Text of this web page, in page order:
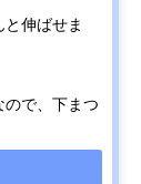
伸ばせま
ので、下まつ